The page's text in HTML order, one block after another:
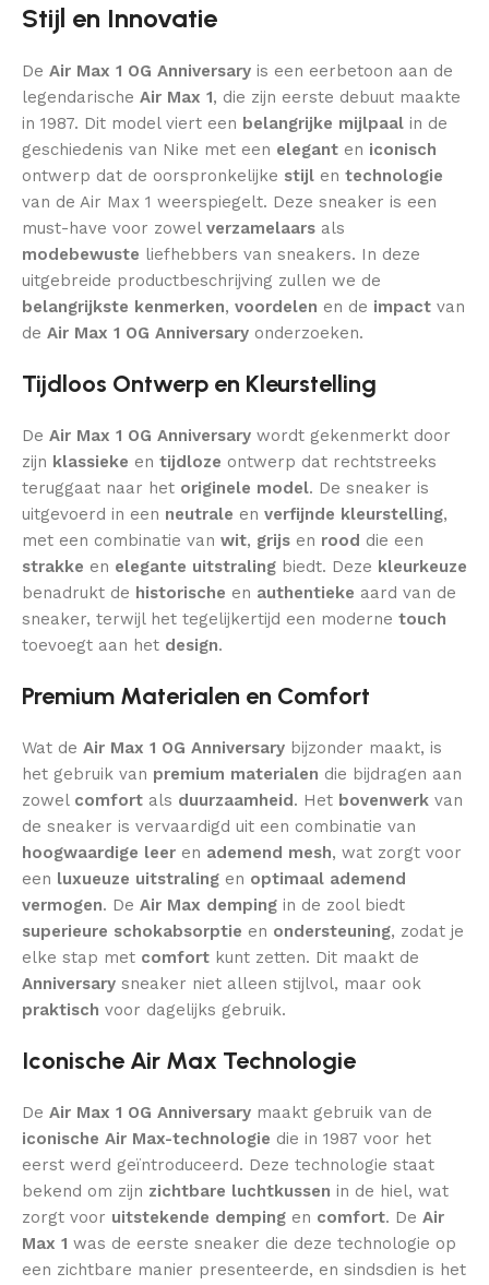
Stijl en Innovatie
De Air Max 1 OG Anniversary is een eerbetoon aan de
legendarische Air Max 1, die zijn eerste debuut maakte
in 1987. Dit model viert een belangrijke mijlpaal in de
geschiedenis van Nike met een elegant en iconisch
ontwerp dat de oorspronkelijke stijl en technologie
van de Air Max 1 weerspiegelt. Deze sneaker is een
must-have voor zowel verzamelaars als
modebewuste liefhebbers van sneakers. In deze
uitgebreide productbeschrijving zullen we de
belangrijkste kenmerken, voordelen en de impact van
de Air Max 1 OG Anniversary onderzoeken.
Tijdloos Ontwerp en Kleurstelling
De Air Max 1 OG Anniversary wordt gekenmerkt door
zijn klassieke en tijdloze ontwerp dat rechtstreeks
teruggaat naar het originele model. De sneaker is
uitgevoerd in een neutrale en verfijnde kleurstelling,
met een combinatie van wit, grijs en rood die een
strakke en elegante uitstraling biedt. Deze kleurkeuze
benadrukt de historische en authentieke aard van de
sneaker, terwijl het tegelijkertijd een moderne touch
toevoegt aan het design.
Premium Materialen en Comfort
Wat de Air Max 1 OG Anniversary bijzonder maakt, is
het gebruik van premium materialen die bijdragen aan
zowel comfort als duurzaamheid. Het bovenwerk van
de sneaker is vervaardigd uit een combinatie van
hoogwaardige leer en ademend mesh, wat zorgt voor
een luxueuze uitstraling en optimaal ademend
vermogen. De Air Max demping in de zool biedt
superieure schokabsorptie en ondersteuning, zodat je
elke stap met comfort kunt zetten. Dit maakt de
Anniversary sneaker niet alleen stijlvol, maar ook
praktisch voor dagelijks gebruik.
Iconische Air Max Technologie
De Air Max 1 OG Anniversary maakt gebruik van de
iconische Air Max-technologie die in 1987 voor het
eerst werd geïntroduceerd. Deze technologie staat
bekend om zijn zichtbare luchtkussen in de hiel, wat
zorgt voor uitstekende demping en comfort. De Air
Max 1 was de eerste sneaker die deze technologie op
een zichtbare manier presenteerde, en sindsdien is het